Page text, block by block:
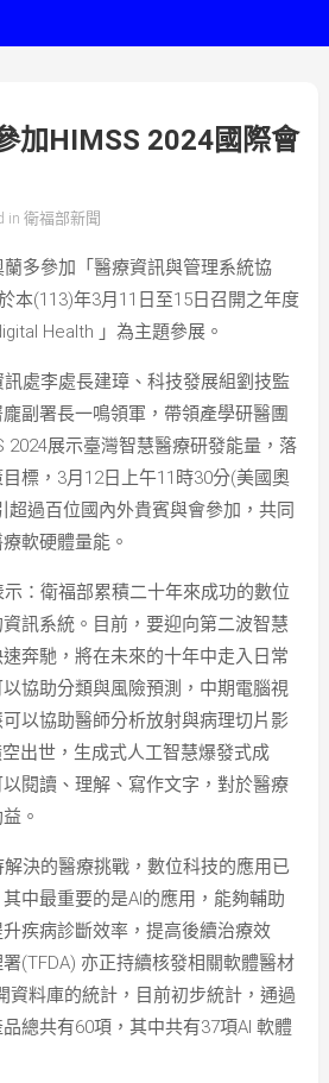
加HIMSS 2024國際會
in 衛福部新聞
多參加「醫療資訊與管理系統協
本(113)年3月11日至15日召開之年度
Health 」為主題參展。
處李處長建璋、科技發展組劉技監
副署長一鳴領軍，帶領產學研醫團
2024展示臺灣智慧醫療研發能量，落
標，3月12日上午11時30分(美國奧
超過百位國內外貴賓與會參加，共同
軟硬體量能。
：衛福部累積二十年來成功的數位
訊系統。目前，要迎向第二波智慧
奔馳，將在未來的十年中走入日常
協助分類與風險預測，中期電腦視
以協助醫師分析放射與病理切片影
出世，生成式人工智慧爆發式成
閱讀、理解、寫作文字，對於醫療
。
決的醫療挑戰，數位科技的應用已
中最重要的是AI的應用，能夠輔助
疾病診斷效率，提高後續治療效
(TFDA) 亦正持續核發相關軟體醫材
資料庫的統計，目前初步統計，通過
總共有60項，其中共有37項AI 軟體